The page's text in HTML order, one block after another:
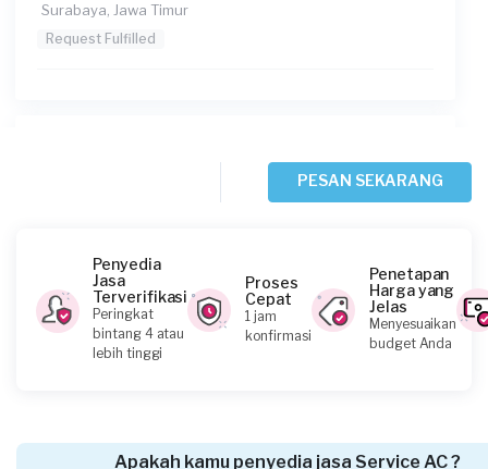
Surabaya, Jawa Timur
Request Fulfilled
Ari requested Service AC
Sekitar 22 jam yang lalu
PESAN SEKARANG
Penyedia
Jasa
Terverifikasi
Peringkat
bintang 4 atau
lebih tinggi
Proses
Cepat
1 jam
konfirmasi
Penetapan
Harga yang
Jelas
Menyesuaikan
budget Anda
Apakah kamu penyedia jasa Service AC ?